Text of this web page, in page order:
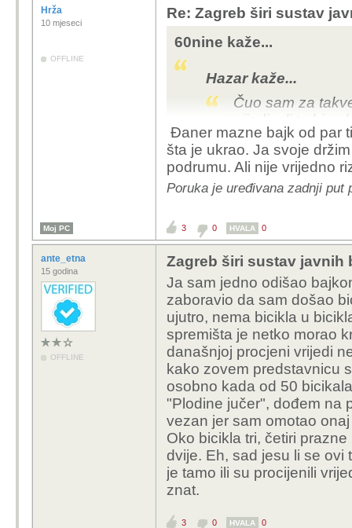
Hrža
10 mjeseci
OFFLINE
Re: Zagreb širi sustav
60nine kaže...
Hazar kaže...
Čuo sam za
vrijedi, ali tu bi
Sumnjam da bi
50-100 eura.
ne bi vjerovao, kradu
Đaner mazne bajk od par
šta je ukrao. Ja svoje
podrumu. Ali nije vrijedno
Poruka je uređivana zadnji put
Moj PC 3 0 HVALA 0
ante_etna
15 godina
OFFLINE
Zagreb širi sustav javnih
Ja sam jedno odišao
zaboravio da sam došao
ujutro, nema bicikla u
spremišta je netko morao
današnjoj procjeni vrijedi
kako zovem predstavnicu
osobno kada od 50
"Plodine jučer", dođem na
vezan jer sam omotao
Oko bicikla tri, četiri
dvije. Eh, sad jesu li se ovi
je tamo ili su procijenili
znat.
3 0 HVALA 0